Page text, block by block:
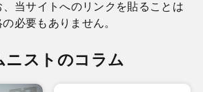
当サイトへのリンクを貼ることは
必要もありません。
ニストのコラム